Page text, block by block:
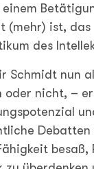
(mehr) ist, das
des
Schmidt nun
oder nicht, –
Debatten
besaß,